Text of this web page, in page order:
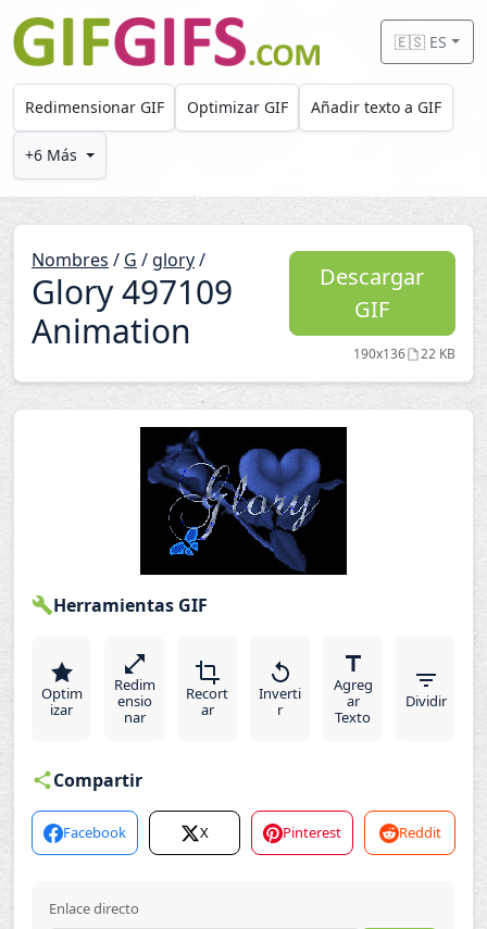
Skip to main content
🇪🇸 ES
Redimensionar GIF Optimizar GIF Añadir texto a GIF
+6 Más
Nombres / G / glory/
Glory 497109
Animation
Descargar
GIF
190x136 22 KB
Herramientas GIF
Optim
izar
Redim
ensio
nar
Recort
ar
Inverti
r
Agreg
ar
Texto
Dividir
Compartir
Facebook X Pinterest Reddit
Enlace directo